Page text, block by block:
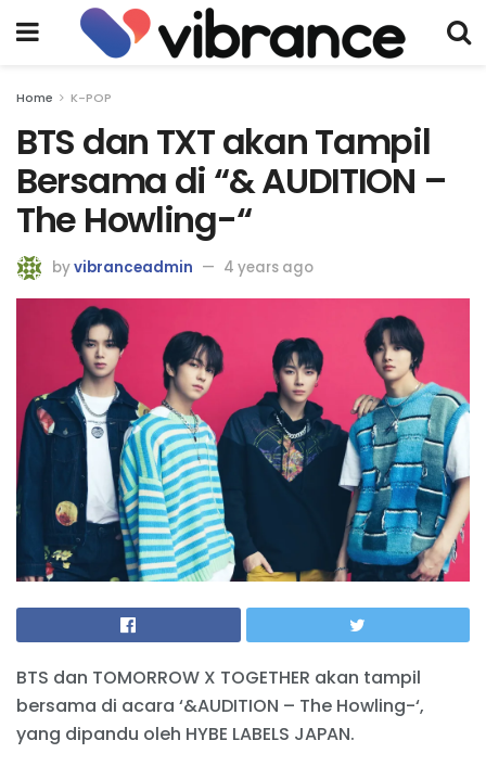
Home K-POP
BTS dan TXT akan Tampil
Bersama di “& AUDITION –
The Howling-“
byvibranceadmin 4 years ago
BTS dan TOMORROW X TOGETHER akan tampil
bersama di acara ‘&AUDITION – The Howling-‘,
yang dipandu oleh HYBE LABELS JAPAN.